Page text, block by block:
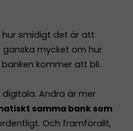
hur smidigt det är att
mycket om hur
kommer att bli.
Andra är mer
samma bank som
Och framförallt,